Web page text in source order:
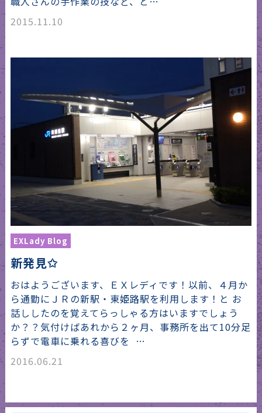
2015.11.10
EXLady Blog
新発見✩
おはようございます、ＥＸレディです！以前、４月か
ら通勤にＪＲの新駅・東姫路駅を利用します！と お
話ししたのを覚えてらっしゃる方はいますでしょう
か？？気付けばあれから２ヶ月、事務所を出て10分足
らずで電車に乗れる喜びを …
2016.06.21